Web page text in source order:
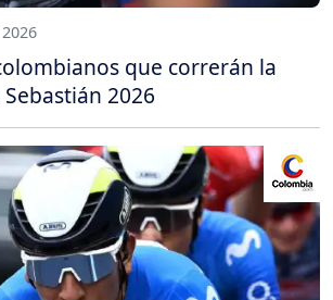
que correrán la
2026